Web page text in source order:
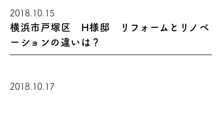
2018.10.15
横浜市戸塚区 H様邸 リフォームとリノベ
ーションの違いは？
2018.10.17